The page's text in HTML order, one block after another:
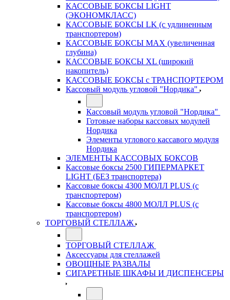
КАССОВЫЕ БОКСЫ LIGHT
(ЭКОНОМКЛАСС)
КАССОВЫЕ БОКСЫ LK (с удлиненным
транспортером)
КАССОВЫЕ БОКСЫ MAX (увеличенная
глубина)
КАССОВЫЕ БОКСЫ XL (широкий
накопитель)
КАССОВЫЕ БОКСЫ с ТРАНСПОРТЕРОМ
Кассовый модуль угловой "Нордика"
Кассовый модуль угловой "Нордика"
Готовые наборы кассовых модулей
Нордика
Элементы углового кассавого модуля
Нордика
ЭЛЕМЕНТЫ КАССОВЫХ БОКСОВ
Кассовые боксы 2500 ГИПЕРМАРКЕТ
LIGHT (БЕЗ транспортера)
Кассовые боксы 4300 МОЛЛ PLUS (с
транспортером)
Кассовые боксы 4800 МОЛЛ PLUS (с
транспортером)
ТОРГОВЫЙ СТЕЛЛАЖ
ТОРГОВЫЙ СТЕЛЛАЖ
Аксессуары для стеллажей
ОВОЩНЫЕ РАЗВАЛЫ
СИГАРЕТНЫЕ ШКАФЫ И ДИСПЕНСЕРЫ